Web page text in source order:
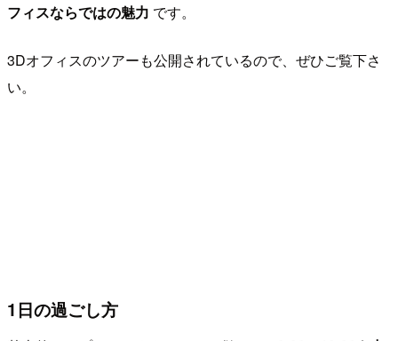
フィスならではの魅力 です。
3Dオフィスのツアーも公開されているので、ぜひご覧下さ
い。
1日の過ごし方